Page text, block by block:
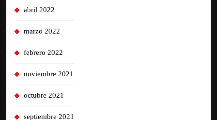
abril 2022
marzo 2022
febrero 2022
noviembre 2021
octubre 2021
septiembre 2021